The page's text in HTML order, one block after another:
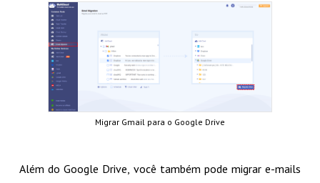
Migrar Gmail para o Google Drive
Além do Google Drive, você também pode migrar e-mails